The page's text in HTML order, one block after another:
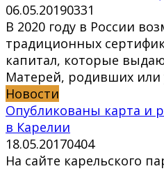
06.05.20190331
В 2020 году в России
традиционных
капитал, которые
Матерей, родивших
Новости
Опубликованы карта и
в Карелии
18.05.20170404
На сайте карельского